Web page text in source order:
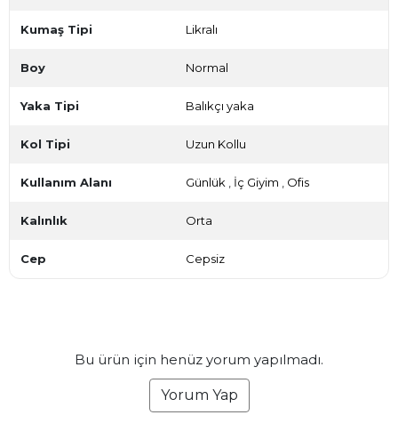
Kumaş Tipi Likralı
Boy Normal
Yaka Tipi Balıkçı yaka
Kol Tipi Uzun Kollu
Kullanım Alanı Günlük İç Giyim Ofis
Kalınlık Orta
Cep Cepsiz
Bu ürün için henüz yorum yapılmadı.
Yorum Yap